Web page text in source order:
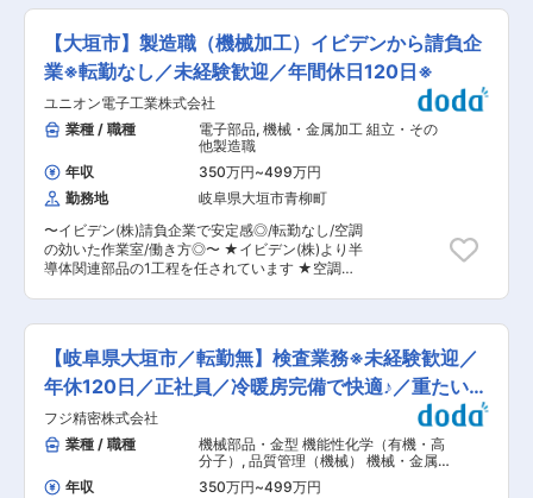
行われています。 ＜ 当社の強み ＞ ◆設計か
ら量産までトータル対応！ 一貫して自社内で行っ
ているため要望や現場の声をすぐに反映すること
ができるためスピード感のある対応が出来ます。
また一貫することでトータルコストの面でも顧客
の要望に応えられるような提案を実現できます。
◆金型メーカーとして誕生した高い技術力 独自の
金型技術を強みに持っており、同社でしか製造で
きない製品を多数保有！（同社シェア100％の車
載エアコン部品もございます）自動車完成車メー
カーや部品メーカーなどから長年の引き合いを頂
いております。 ◆業績安定◎／未来の製品製造
既存製品ばかりではなく、将来的に向けた開発段
プに繋がる機会もございます。 変更の範囲：会社
の定める業務
ます。 単純なライン作業ではなく、現場全体を見
ながら状況に応じて対応する「考える仕事」で
す。 ＜ 主な業務内容 ＞ ・設備の立ち上げや
簡単なトラブル対応 ・部材の準備や補充 ・作業
者への声かけやフォロー ・生産数や進捗の確認
＼ 当社で働く3つの魅力 ／ ◆スキルアップが
可能 一貫生産を行うトータルメーカーでは「もの
づくり」に関わる多種多様な経験ができます。最
新の機械の導入も早く学ぶ環境も充実していま
す。 ◆頑張りが認められる評価制度 「功労賞」
など自分のがんばりを認められる場がたくさんご
ざいます！勤続年数に関わらず、仕事の頑張りが
すぐに評価に繋がります。 ◆仲間の存在を感じれ
る職場環境 社員インタビューやコラム記事を発信
している社内報やサークル活動、ありがとうプロ
ジェクトを通して、話しやすい職場の雰囲気作り
み ＞ ◆設計から量産までトータル対応！ 一貫
して自社内で行っているため要望や現場の声をす
ぐに反映することができるためスピード感のある
対応が出来ます。また一貫することでトータルコ
ストの面でも顧客の要望に応えられるような提案
を実現できます。 ◆金型メーカーとして誕生した
高い技術力 独自の金型技術を強みに持っており、
同社でしか製造できない製品を多数保有！（同社
【大垣市】製造職（機械加工）イビデンから請負企
業※転勤なし／未経験歓迎／年間休日120日※
ユニオン電子工業株式会社
業種 / 職種
電子部品, 機械・金属加工 組立・その
他製造職
年収
350万円~499万円
勤務地
岐阜県大垣市青柳町
〜イビデン(株)請負企業で安定感◎/転勤なし/空調
の効いた作業室/働き方◎〜 ★イビデン(株)より半
導体関連部品の1工程を任されています ★空調の
職務内容： パソコンに使用する部品（MPU）を
機械装置を用いて加工します。5名ほどのチーム
の一員として、日々の商品生産計画に沿い、特殊
な樹脂材を使用・機械装置を操作して製品加工を
行います。 ※MPU（マイクロプロセッサ）とは：
コンピュータにおける演算や制御などの機能を一
枚の半導体チップに集積したものです。コンピュ
ータの心臓部であるCPU（中央処理装置）として
用いられることが多い部品です。 ■業務詳細：
【岐阜県大垣市／転勤無】検査業務※未経験歓迎／
年休120日／正社員／冷暖房完備で快適♪／重たい物
ナシ
フジ精密株式会社
業種 / 職種
機械部品・金型 機能性化学（有機・高
分子） , 品質管理（機械） 機械・金属
加工
年収 350万円~499万円